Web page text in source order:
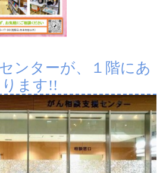
ンターが、１階にあ
ります!!